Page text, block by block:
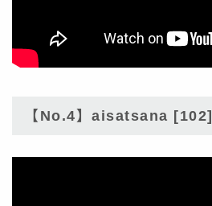
【No.4】aisatsana [102]